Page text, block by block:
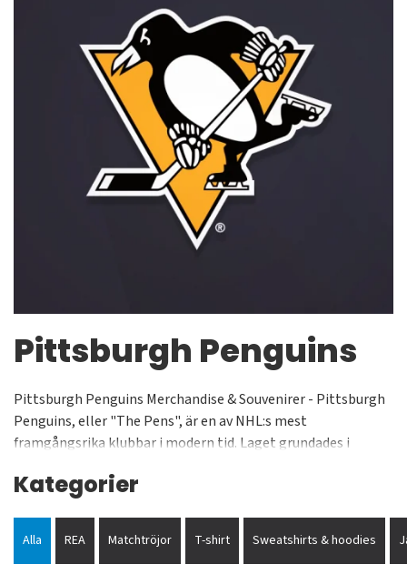
Pittsburgh Penguins
Pittsburgh Penguins Merchandise & Souvenirer - Pittsburgh
Penguins, eller "The Pens", är en av NHL:s mest
framgångsrika klubbar i modern tid. Laget grundades i
Stanley Cup-titlar (1991, 1992, 2009, 2016 och 2017). Som en
Pittsburgh alltid synonymt med stjärnglans och offensiv
Kategorier
Alla REA Matchtröjor T-shirt Sweatshirts & hoodies